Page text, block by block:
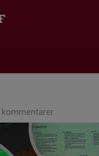
kommentarer